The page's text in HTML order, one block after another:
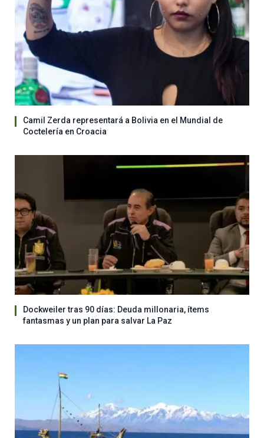
Camil Zerda representará a Bolivia en el Mundial de
Coctelería en Croacia
Dockweiler tras 90 días: Deuda millonaria, ítems
fantasmas y un plan para salvar La Paz